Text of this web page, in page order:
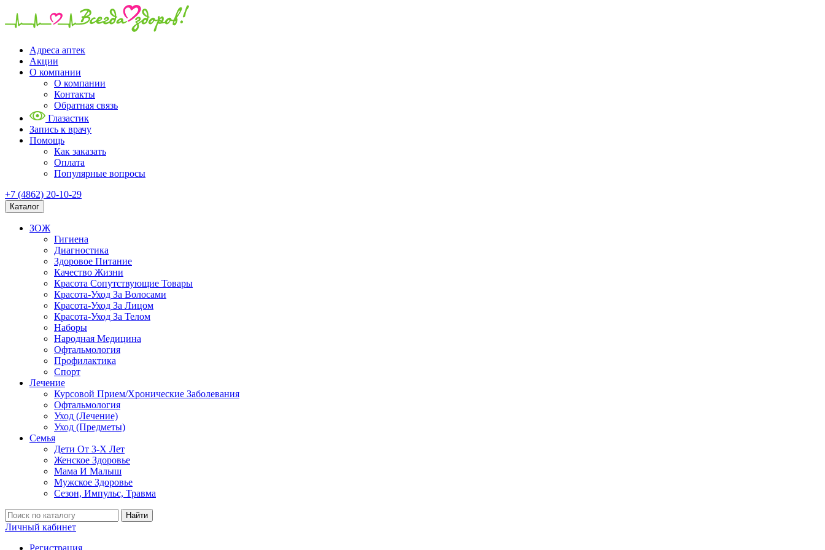
Адреса аптек
Акции
О компании
О компании
Контакты
Обратная связь
Глазастик
Запись к врачу
Помощь
Как заказать
Оплата
Популярные вопросы
+7 (4862) 20-10-29
Каталог
ЗОЖ
Гигиена
Диагностика
Здоровое Питание
Качество Жизни
Красота Сопутствующие Товары
Красота-Уход За Волосами
Красота-Уход За Лицом
Красота-Уход За Телом
Наборы
Народная Медицина
Офтальмология
Профилактика
Спорт
Лечение
Курсовой Прием/Хронические Заболевания
Офтальмология
Уход (Лечение)
Уход (Предметы)
Семья
Дети От 3-Х Лет
Женское Здоровье
Мама И Малыш
Мужское Здоровье
Сезон, Импульс, Травма
Найти
Личный кабинет
Регистрация